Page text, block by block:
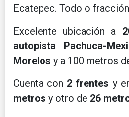
Ecatepec. Todo o
Excelente ubicación a
autopista Pachuca-
Morelos y a 100 metros
Cuenta con 2 frentes y
metros y otro de 26